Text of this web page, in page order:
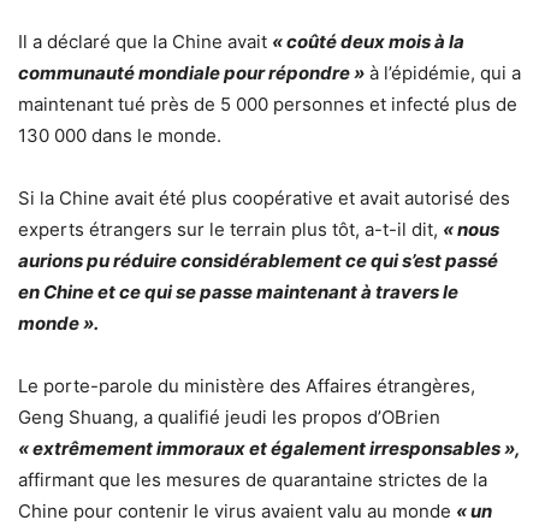
Il a déclaré que la Chine avait « coûté deux mois à la
communauté mondiale pour répondre » à l’épidémie, qui a
maintenant tué près de 5 000 personnes et infecté plus de
130 000 dans le monde.
Si la Chine avait été plus coopérative et avait autorisé des
experts étrangers sur le terrain plus tôt, a-t-il dit, « nous
aurions pu réduire considérablement ce qui s’est passé
en Chine et ce qui se passe maintenant à travers le
monde ».
Le porte-parole du ministère des Affaires étrangères,
Geng Shuang, a qualifié jeudi les propos d’OBrien
« extrêmement immoraux et également irresponsables »,
affirmant que les mesures de quarantaine strictes de la
Chine pour contenir le virus avaient valu au monde « un